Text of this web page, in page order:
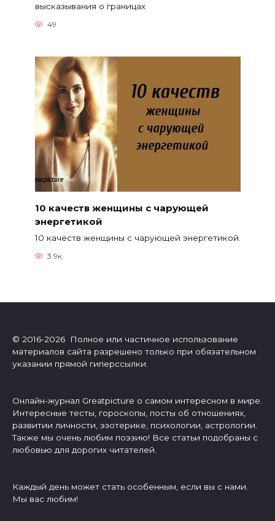
высказывания о границах
49
10 качеств женщины с чарующей
энергетикой
10 качеств женщины с чарующей энергетикой.
3.9к.
© 2016-2026 Полное или частичное использование
материалов сайта разрешено только при обязательном
указании прямой гиперссылки.
Онлайн-журнал Greatpicture о самом интересном в мире.
Интересные тесты, гороскопы, посты об отношениях,
развитии личности, эзотерике, психологии, астрологии.
Также мы очень любим поэзию! Все статьи подобраны с
любовью для дорогих читателей.
Каждый день может стать особенным, если вы с нами.
Мы вас любим!